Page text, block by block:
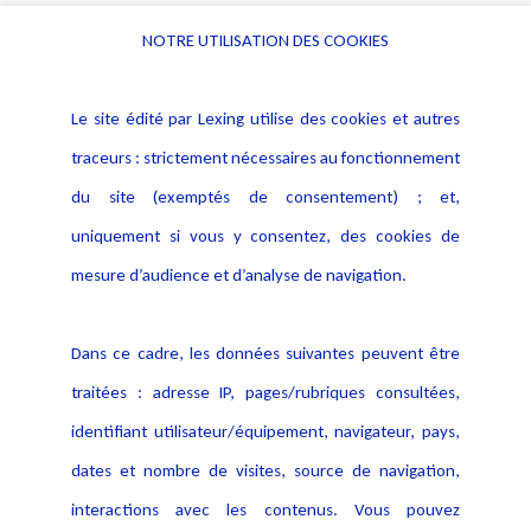
Alerte professionnelle
Déclaration d'accessibilité
Notice Légale
Politique de protection des
données
Publications
NOTRE UTILISATION DES COOKIES
Le site édité par Lexing utilise des cookies et autres
traceurs : strictement nécessaires au fonctionnement
du site (exemptés de consentement) ; et,
uniquement si vous y consentez, des cookies de
mesure d’audience et d’analyse de navigation.
Dans ce cadre, les données suivantes peuvent être
traitées : adresse IP, pages/rubriques consultées,
identifiant utilisateur/équipement, navigateur, pays,
dates et nombre de visites, source de navigation,
interactions avec les contenus. Vous pouvez